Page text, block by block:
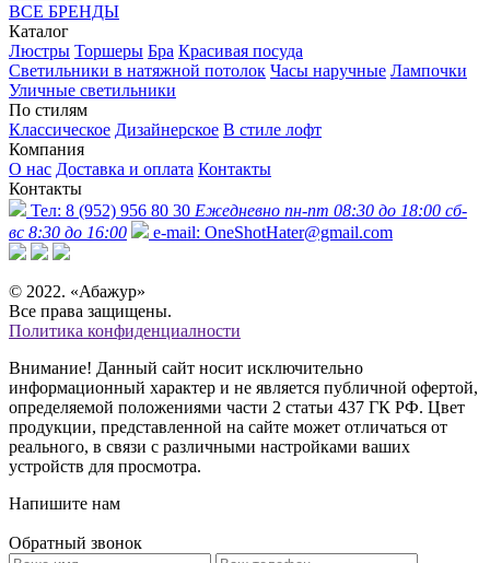
ВСЕ БРЕНДЫ
Каталог
Люстры Торшеры Бра Красивая посуда
Светильники в натяжной потолок Часы наручные Лампочки
Уличные светильники
По стилям
Классическое Дизайнерское В стиле лофт
Компания
О нас Доставка и оплата Контакты
Контакты
Тел: 8 (952) 956 80 30 Ежедневно пн-пт 08:30 до 18:00 сб-
вс 8:30 до 16:00
e-mail: OneShotHater@gmail.com
© 2022. «Абажур»
Все права защищены.
Политика конфиденциалности
Внимание! Данный сайт носит исключительно
информационный характер и не является публичной офертой,
определяемой положениями части 2 статьи 437 ГК РФ. Цвет
продукции, представленной на сайте может отличаться от
реального, в связи с различными настройками ваших
устройств для просмотра.
Напишите нам
Обратный звонок